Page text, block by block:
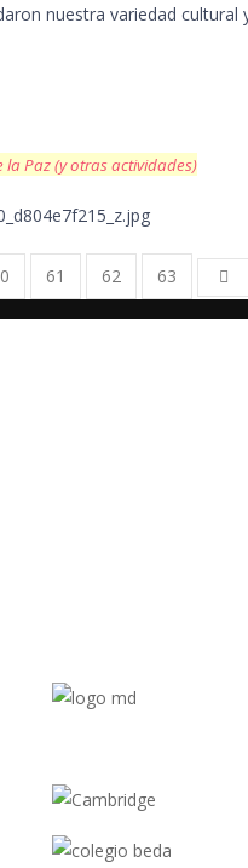
nuestra variedad cultural
Paz (y otras actividades)
61 62 63